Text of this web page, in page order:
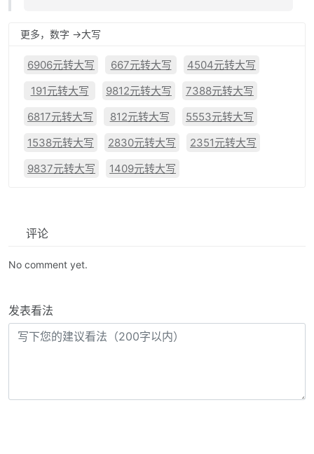
更多，数字 ->大写
6906元转大写 667元转大写
4504元转大写
191元转大写
9812元转大写
7388元转大写
6817元转大写
812元转大写
5553元转大写
1538元转大写
2830元转大写
2351元转大写
9837元转大写
1409元转大写
评论
No comment yet.
发表看法